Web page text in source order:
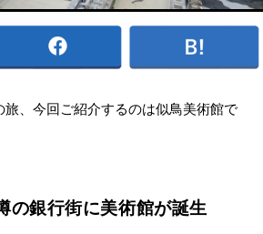
旅、今回ご紹介するのは似鳥美術館で
の銀行街に美術館が誕生